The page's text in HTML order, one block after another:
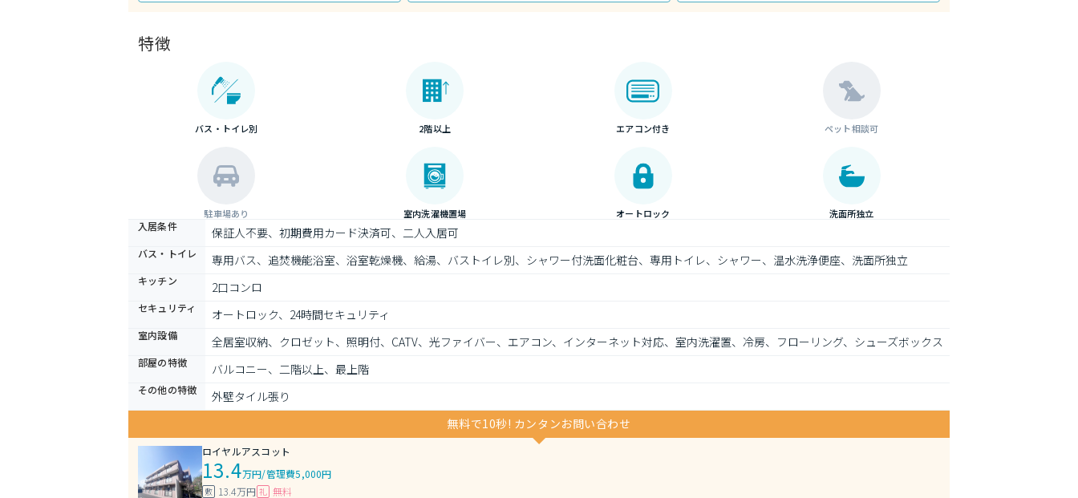
特徴
バス・トイレ別 2階以上 エアコン付き ペット相談可
駐車場あり 室内洗濯機置場 オートロック 洗面所独立
入居条件 保証人不要、初期費用カード決済可、二人入居可
バス・トイレ 専用バス、追焚機能浴室、浴室乾燥機、給湯、バストイレ別、シャワー付洗面化粧台、専用トイレ、シャワー、温水洗浄便座、洗面所独立
キッチン 2口コンロ
セキュリティ オートロック、24時間セキュリティ
室内設備 全居室収納、クロゼット、照明付、CATV、光ファイバー、エアコン、インターネット対応、室内洗濯置、冷房、フローリング、シューズボックス
部屋の特徴 バルコニー、二階以上、最上階
その他の特徴
外壁タイル張り
無料で10秒! カンタンお問い合わせ
ロイヤルアスコット
13.4万円/管理費5,000円
敷 13.4万円 礼 無料